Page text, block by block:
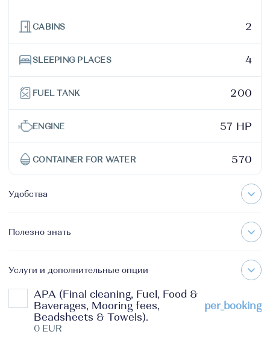
CABINS 2
SLEEPING PLACES 4
FUEL TANK 200
ENGINE 57 HP
CONTAINER FOR WATER 570
Удобства
Полезно знать
Услуги и дополнительные опции
APA (Final cleaning, Fuel, Food &
Baverages, Mooring fees,
Beadsheets & Towels).
per_booking
0 EUR